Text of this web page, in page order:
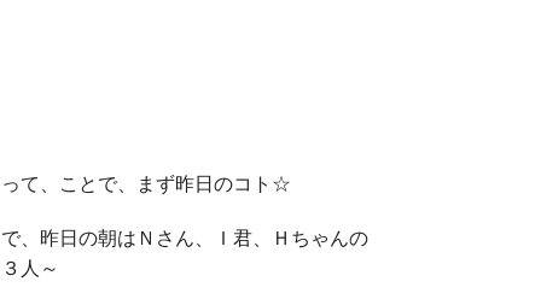
って、ことで、まず昨日のコト☆
で、昨日の朝はＮさん、Ｉ君、Ｈちゃんの
３人～